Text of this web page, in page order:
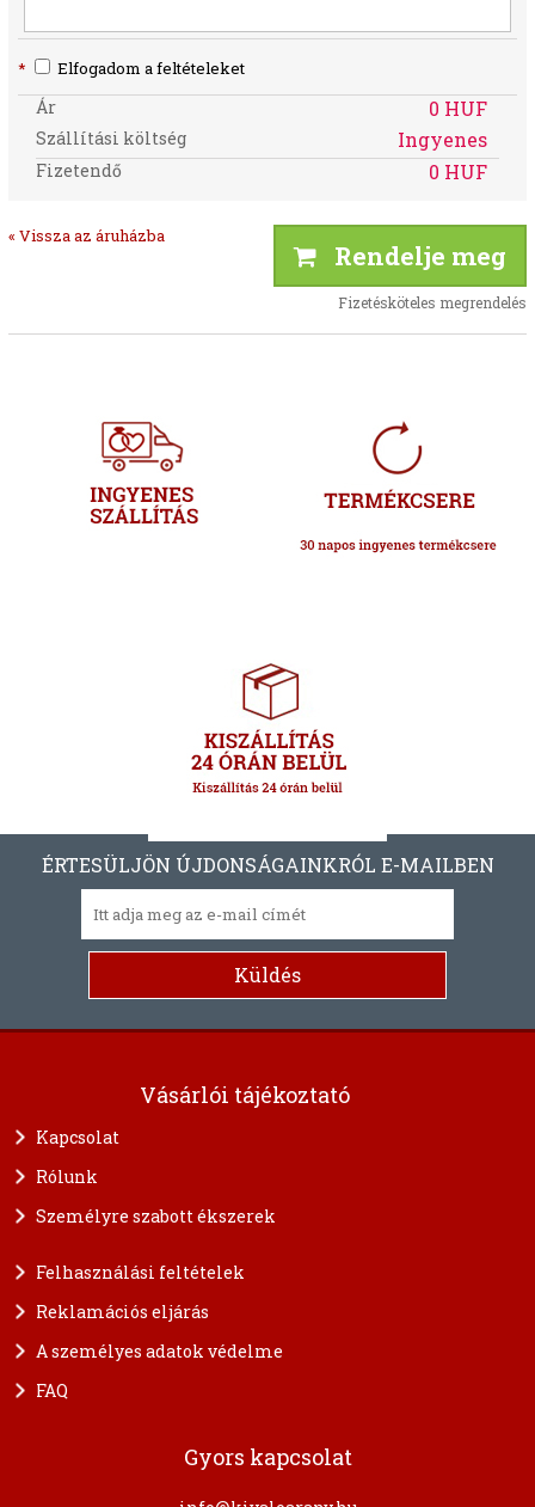
* Elfogadom a feltételeket
Ár 0 HUF
Szállítási költség Ingyenes
Fizetendő 0 HUF
« Vissza az áruházba
Rendelje meg
Fizetésköteles megrendelés
ÉRTESÜLJÖN ÚJDONSÁGAINKRÓL E-MAILBEN
Vásárlói tájékoztató
Kapcsolat
Rólunk
Személyre szabott ékszerek
Felhasználási feltételek
Reklamációs eljárás
A személyes adatok védelme
FAQ
Gyors kapcsolat